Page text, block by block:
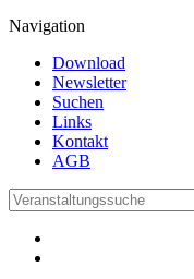
Navigation
Download
Newsletter
Suchen
Links
Kontakt
AGB